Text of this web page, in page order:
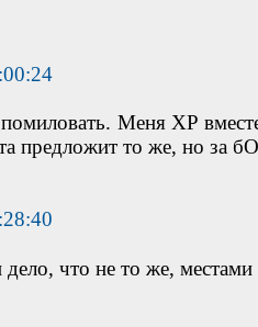
Меня XP
предложит то же, но за
дело, что не то же,